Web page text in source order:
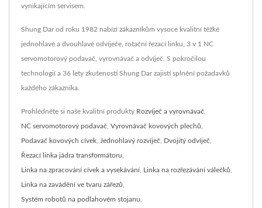
vynikajícím servisem.
Shung Dar od roku 1982 nabízí zákazníkům vysoce kvalitní těžké
jednohlavé a dvouhlavé odvíječe, rotační řezací linku, 3 v 1 NC
servomotorový podavač, vyrovnávač a odvíječ. S pokročilou
technologií a 36 lety zkušeností Shung Dar zajistí splnění požadavků
každého zákazníka.
Prohlédněte si naše kvalitní produkty Rozvíječ a vyrovnávač
NC servomotorový podavač Vyrovnávač kovových plechů
Podavač kovových cívek Jednohlavý rozvíječ Dvojitý odvíječ
Řezací linka jádra transformátoru
Linka na zpracování cívek a vysekávání Linka na rozřezávání válečků
Linka na zavádění ve tvaru zářezů
Systém robotů na podlahovém stojanu